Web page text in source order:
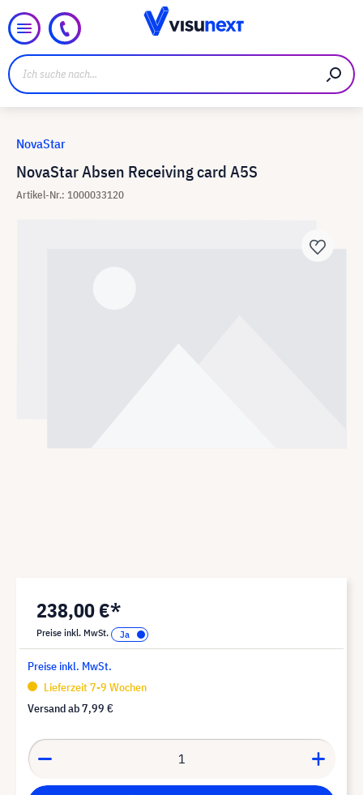
NovaStar Absen Receiving card A5S
Artikel-Nr.: 1000033120
NovaStar
238,00 €*
Preise inkl. MwSt.
Preise inkl. MwSt.
Lieferzeit 7-9 Wochen
Versand ab7,99 €